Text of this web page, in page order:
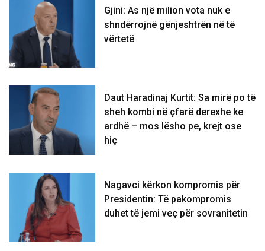
Gjini: As një milion vota nuk e
shndërrojnë gënjeshtrën në të
vërtetë
Daut Haradinaj Kurtit: Sa mirë po të
sheh kombi në çfarë derexhe ke
ardhë – mos lësho pe, krejt ose
hiç
Nagavci kërkon kompromis për
Presidentin: Të pakompromis
duhet të jemi veç për sovranitetin